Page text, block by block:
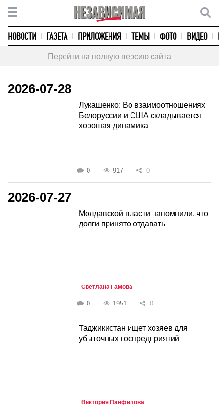
НОВОСТИ ГАЗЕТА ПРИЛОЖЕНИЯ ТЕМЫ ФОТО ВИДЕО
Перейти на полную версию сайта
2026-07-28
Лукашенко: Во взаимоотношениях
Белоруссии и США складывается
хорошая динамика
0 917 0
2026-07-27
Молдавской власти напомнили, что
долги принято отдавать
Светлана Гамова
0 1951 0
Таджикистан ищет хозяев для
убыточных госпредприятий
Виктория Панфилова